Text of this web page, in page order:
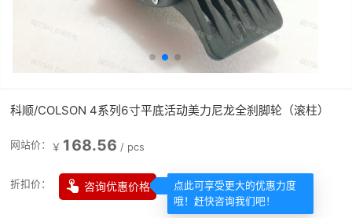
科顺/COLSON 4系列6寸平底活动美力尼龙全刹脚轮（滚柱）
网站价： ￥ 168.56 / pcs
折扣价：  咨询优惠价格
点此可享受更大的优惠力度
哦！赶快咨询我们吧！